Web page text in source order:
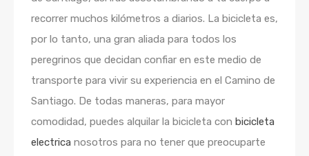
recorrer muchos kilómetros a diarios. La bicicleta es,
por lo tanto, una gran aliada para todos los
peregrinos que decidan confiar en este medio de
transporte para vivir su experiencia en el Camino de
Santiago. De todas maneras, para mayor
comodidad, puedes alquilar la bicicleta con bicicleta
electrica nosotros para no tener que preocuparte